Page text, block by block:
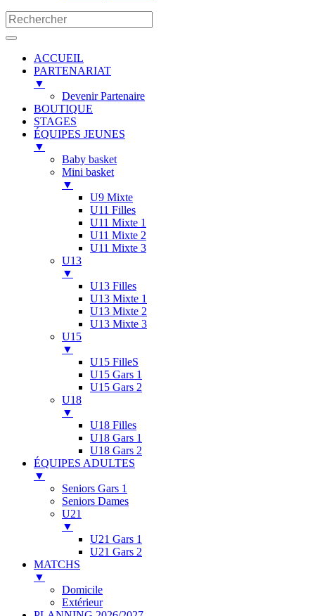
ACCUEIL
PARTENARIAT
▼
Devenir Partenaire
BOUTIQUE
STAGES
ÉQUIPES JEUNES
▼
Baby basket
Mini basket
▼
U9 Mixte
U11 Filles
U11 Mixte 1
U11 Mixte 2
U11 Mixte 3
U13
▼
U13 Filles
U13 Mixte 1
U13 Mixte 2
U13 Mixte 3
U15
▼
U15 FilleS
U15 Gars 1
U15 Gars 2
U18
▼
U18 Filles
U18 Gars 1
U18 Gars 2
ÉQUIPES ADULTES
▼
Seniors Gars 1
Seniors Dames
U21
▼
U21 Gars 1
U21 Gars 2
MATCHS
▼
Domicile
Extérieur